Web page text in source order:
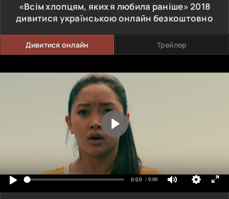
«Всім хлопцям, яких я любила раніше»2018
дивитися українською онлайн безкоштовно
Дивитися онлайн Трейлер